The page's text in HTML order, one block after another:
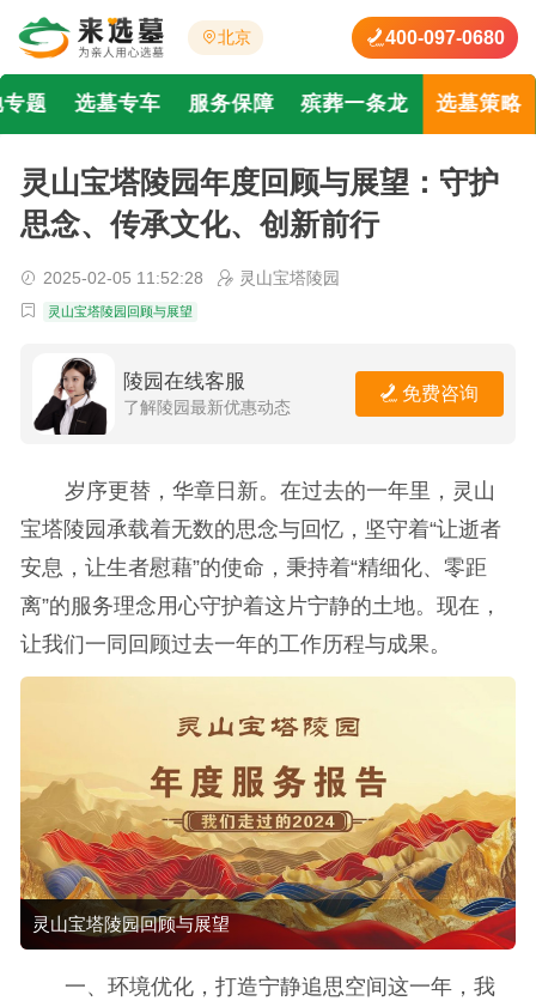
北京 400-097-0680
题 选墓专车 服务保障 殡葬一条龙 选墓策略
灵山宝塔陵园年度回顾与展望：守护
思念、传承文化、创新前行
2025-02-05 11:52:28 灵山宝塔陵园
灵山宝塔陵园回顾与展望
陵园在线客服
了解陵园最新优惠动态
免费咨询
岁序更替，华章日新。在过去的一年里，灵山
宝塔陵园承载着无数的思念与回忆，坚守着“让逝者
安息，让生者慰藉”的使命，秉持着“精细化、零距
离”的服务理念用心守护着这片宁静的土地。现在，
让我们一同回顾过去一年的工作历程与成果。
灵山宝塔陵园回顾与展望
一、环境优化，打造宁静追思空间这一年，我